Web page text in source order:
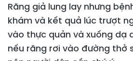
Răng giả lung lay nhưng
khám và kết quả lúc trượt
vào thực quản và xuống dạ
nếu răng rơi vào đường thở